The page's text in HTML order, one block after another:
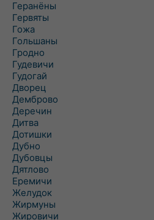
Геранёны
Гервяты
Гожа
Гольшаны
Гродно
Гудевичи
Гудогай
Дворец
Демброво
Деречин
Дитва
Дотишки
Дубно
Дубовцы
Дятлово
Еремичи
Желудок
Жирмуны
Жировичи